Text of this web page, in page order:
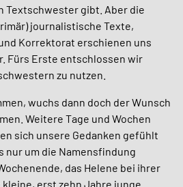
Textschwester gibt. Aber die
journalistische Texte,
Korrektorat erschienen uns
Fürs Erste entschlossen wir
zu nutzen.
wuchs dann doch der Wunsch
Weitere Tage und Wochen
sich unsere Gedanken gefühlt
nur um die Namensfindung
das Helene bei ihrer
erst zehn Jahre junge